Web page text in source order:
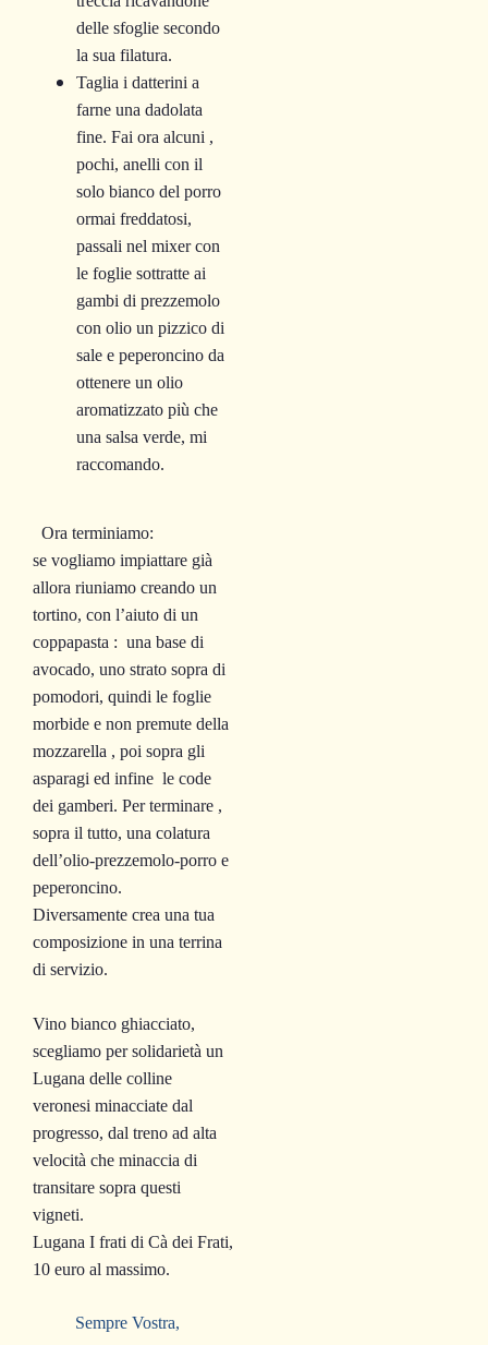
delle sfoglie secondo
la sua filatura.
Taglia i datterini a
farne una dadolata
fine. Fai ora alcuni ,
pochi, anelli con il
solo bianco del porro
ormai freddatosi,
passali nel mixer con
le foglie sottratte ai
gambi di prezzemolo
con olio un pizzico di
sale e peperoncino da
ottenere un olio
aromatizzato più che
una salsa verde, mi
raccomando.
Ora terminiamo:
se vogliamo impiattare già
allora riuniamo creando un
tortino, con l’aiuto di un
coppapasta : una base di
avocado, uno strato sopra di
pomodori, quindi le foglie
morbide e non premute della
mozzarella , poi sopra gli
asparagi ed infine le code
dei gamberi. Per terminare ,
sopra il tutto, una colatura
dell’olio-prezzemolo-porro e
peperoncino.
Diversamente crea una tua
composizione in una terrina
di servizio.
Vino bianco ghiacciato,
scegliamo per solidarietà un
Lugana delle colline
veronesi minacciate dal
progresso, dal treno ad alta
velocità che minaccia di
transitare sopra questi
vigneti.
Lugana I frati di Cà dei Frati,
10 euro al massimo.
Sempre Vostra,